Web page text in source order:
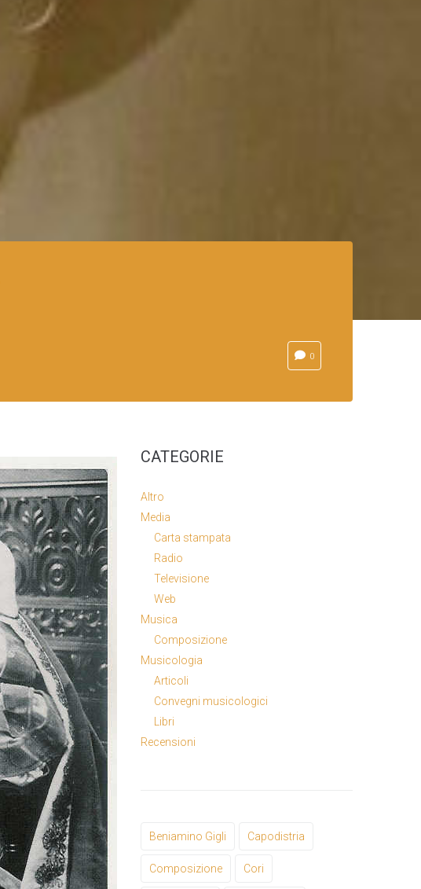
0
CATEGORIE
Altro
Media
Carta stampata
Radio
Televisione
Web
Musica
Composizione
Musicologia
Articoli
Convegni musicologici
Libri
Recensioni
Beniamino Gigli Capodistria
Composizione Cori